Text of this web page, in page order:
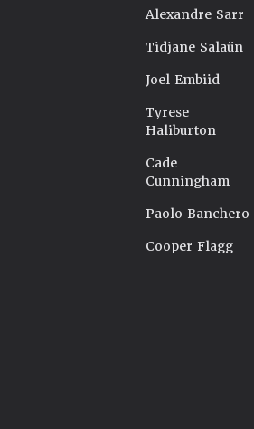
Alexandre Sarr
Tidjane Salaün
Joel Embiid
Tyrese
Haliburton
Cade
Cunningham
Paolo Banchero
Cooper Flagg